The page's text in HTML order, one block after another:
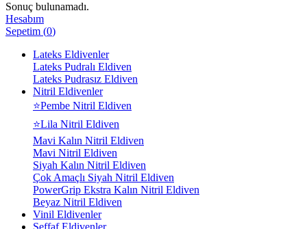
Sonuç bulunamadı.
Hesabım
Sepetim (0)
Lateks Eldivenler
Lateks Pudralı Eldiven
Lateks Pudrasız Eldiven
Nitril Eldivenler
⭐Pembe Nitril Eldiven
⭐Lila Nitril Eldiven
Mavi Kalın Nitril Eldiven
Mavi Nitril Eldiven
Siyah Kalın Nitril Eldiven
Çok Amaçlı Siyah Nitril Eldiven
PowerGrip Ekstra Kalın Nitril Eldiven
Beyaz Nitril Eldiven
Vinil Eldivenler
Şeffaf Eldivenler